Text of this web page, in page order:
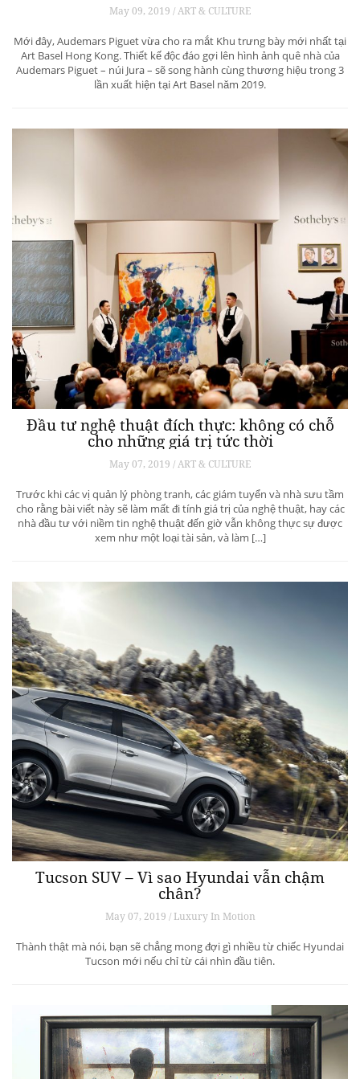
May 09, 2019 / ART & CULTURE
Mới đây, Audemars Piguet vừa cho ra mắt Khu trưng bày mới nhất tại
Art Basel Hong Kong. Thiết kế độc đáo gợi lên hình ảnh quê nhà của
Audemars Piguet – núi Jura – sẽ song hành cùng thương hiệu trong 3
lần xuất hiện tại Art Basel năm 2019.
Đầu tư nghệ thuật đích thực: không có chỗ
cho những giá trị tức thời
May 07, 2019 / ART & CULTURE
Trước khi các vị quản lý phòng tranh, các giám tuyển và nhà sưu tầm
cho rằng bài viết này sẽ làm mất đi tính giá trị của nghệ thuật, hay các
nhà đầu tư với niềm tin nghệ thuật đến giờ vẫn không thực sự được
xem như một loại tài sản, và làm […]
Tucson SUV – Vì sao Hyundai vẫn chậm
chân?
May 07, 2019 / Luxury In Motion
Thành thật mà nói, bạn sẽ chẳng mong đợi gì nhiều từ chiếc Hyundai
Tucson mới nếu chỉ từ cái nhìn đầu tiên.